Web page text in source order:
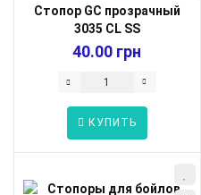
Cтопор GC прозрачный
3035 CL SS
40.00 грн
КУПИТЬ